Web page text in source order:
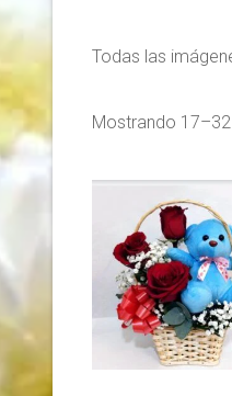
Todas las
Mostrando